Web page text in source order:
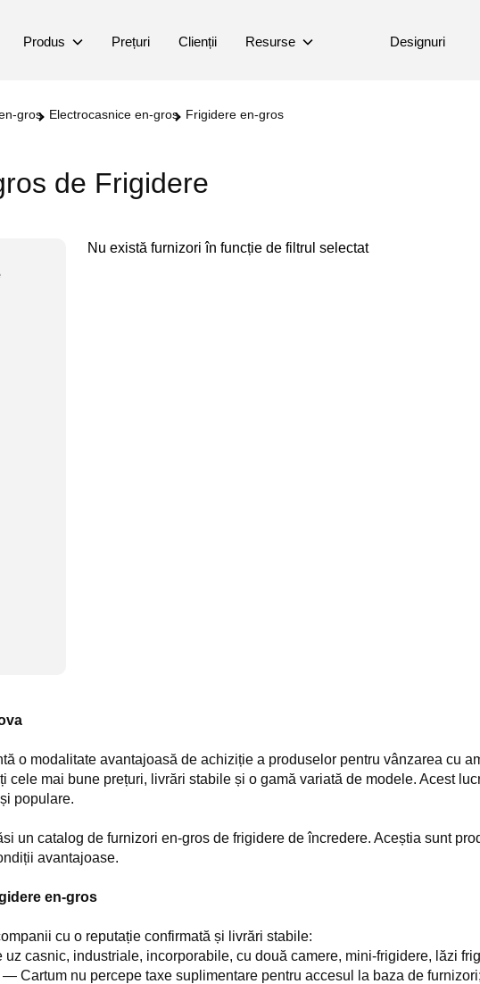
Produs Prețuri Clienții Resurse Designuri
gros Electrocasnice en-gros Frigidere en-gros
de Frigidere
Nu există furnizori în funcție de filtrul selectat
o modalitate avantajoasă de achiziție a produselor pentru vânzarea cu
cele mai bune prețuri, livrări stabile și o gamă variată de modele. Acest
populare.
un catalog de furnizori en-gros de frigidere de încredere. Aceștia sunt
avantajoase.
en-gros
cu o reputație confirmată și livrări stabile:
casnic, industriale, incorporabile, cu două camere, mini-frigidere, lăzi
Cartum nu percepe taxe suplimentare pentru accesul la baza de furnizori;